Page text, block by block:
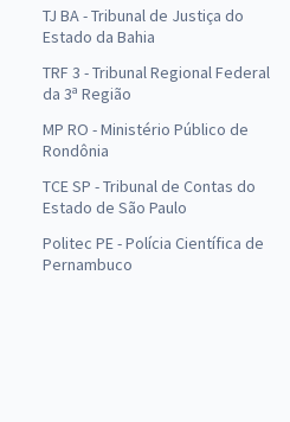
TJ BA - Tribunal de Justiça do
Estado da Bahia
TRF 3 - Tribunal Regional Federal
da 3ª Região
MP RO - Ministério Público de
Rondônia
TCE SP - Tribunal de Contas do
Estado de São Paulo
Politec PE - Polícia Científica de
Pernambuco